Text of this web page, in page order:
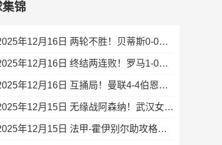
集锦
2025年12月16日 两轮不胜！贝蒂斯0-0巴列卡诺 迭戈略伦特伤退帕拉松远射中柱
2025年12月16日 终结两连败！罗马1-0科莫仍居第四 韦斯利贴地斩苏莱助攻
2025年12月16日 互捅局！曼联4-4伯恩茅斯 B费任意球+传射樱桃多次疑似手球未判
2025年12月15日 无缘战阿森纳！武汉女足加时1-2拉巴特皇家 王霜世界波+失单刀
2025年12月15日 法甲-霍伊别尔助攻格林伍德破门 马赛1-0摩纳哥